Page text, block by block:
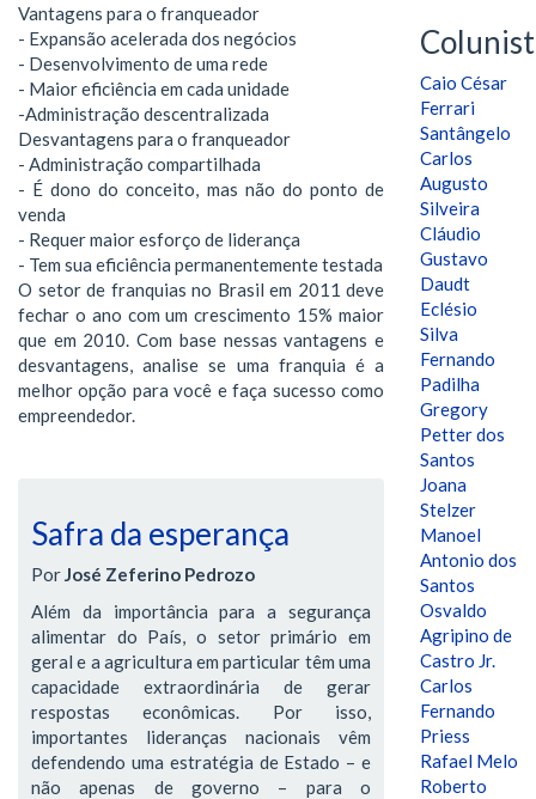
Vantagens para o franqueador
- Expansão acelerada dos negócios
- Desenvolvimento de uma rede
- Maior eficiência em cada unidade
-Administração descentralizada
Desvantagens para o franqueador
- Administração compartilhada
- É dono do conceito, mas não do ponto de
venda
- Requer maior esforço de liderança
- Tem sua eficiência permanentemente testada
O setor de franquias no Brasil em 2011 deve
fechar o ano com um crescimento 15% maior
que em 2010. Com base nessas vantagens e
desvantagens, analise se uma franquia é a
melhor opção para você e faça sucesso como
empreendedor.
Safra da esperança
PorJosé Zeferino Pedrozo
Além da importância para a segurança
alimentar do País, o setor primário em
geral e a agricultura em particular têm uma
capacidade extraordinária de gerar
respostas econômicas. Por isso,
importantes lideranças nacionais vêm
defendendo uma estratégia de Estado – e
não apenas de governo – para o
Caio César
Ferrari
Santângelo
Carlos
Augusto
Silveira
Cláudio
Gustavo
Daudt
Eclésio
Silva
Fernando
Padilha
Gregory
Petter dos
Santos
Joana
Stelzer
Manoel
Antonio dos
Santos
Osvaldo
Agripino de
Castro Jr.
Carlos
Fernando
Priess
Rafael Melo
Roberto